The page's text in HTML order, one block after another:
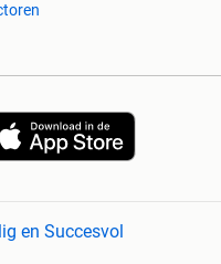
en Succesvol